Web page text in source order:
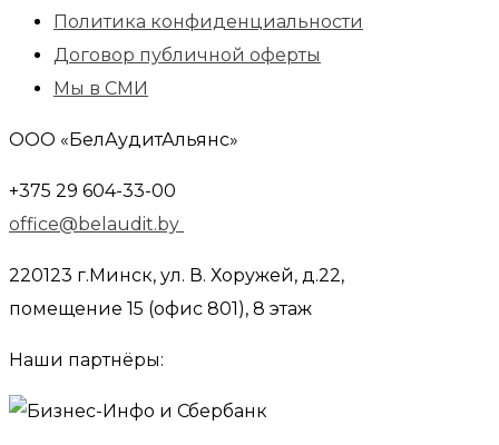
Политика конфиденциальности
Договор публичной оферты
Мы в СМИ
ООО «БелАудитАльянс»
+375 29 604-33-00
office@belaudit.by
220123 г.Минск, ул. В. Хоружей, д.22,
помещение 15 (офис 801), 8 этаж
Наши партнёры: